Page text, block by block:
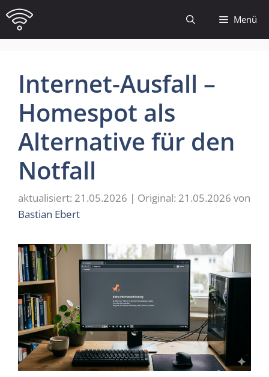
Zum
Inhalt
springen
Menü
Internet-Ausfall –
Homespot als
Alternative für den
Notfall
21.05.2026 21.05.2026 von
Bastian Ebert